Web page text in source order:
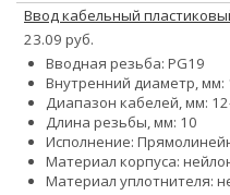
Ввод кабельный
23.09 руб.
Вводная резьба: PG19
Внутренний диаметр, мм:
Диапазон кабелей, мм:
Длина резьбы, мм: 10
Исполнение:
Материал корпуса:
Материал уплотнителя: